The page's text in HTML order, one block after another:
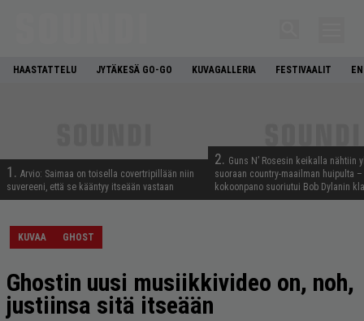
HAASTATTELU JYTÄKESÄ GO-GO KUVAGALLERIA FESTIVAALIT
1. Arvio: Saimaa on toisella covertripillään niin
suvereeni, että se kääntyy itseään vastaan
2. Guns N’ Rosesin keikalla nähtiin
suoraan country-maailman huipulta
kokoonpano suoriutui Bob Dylanin
KUVAA GHOST
Ghostin uusi musiikkivideo on, noh,
justiinsa sitä itseään